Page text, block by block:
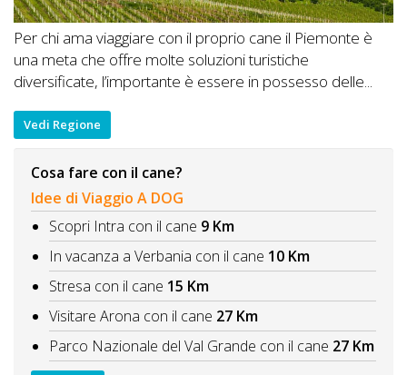
Per chi ama viaggiare con il proprio cane il Piemonte è
una meta che offre molte soluzioni turistiche
diversificate, l’importante è essere in possesso delle...
Vedi Regione
Cosa fare con il cane?
Idee di Viaggio A DOG
Scopri Intra con il cane 9 Km
In vacanza a Verbania con il cane 10 Km
Stresa con il cane 15 Km
Visitare Arona con il cane 27 Km
Parco Nazionale del Val Grande con il cane 27 Km